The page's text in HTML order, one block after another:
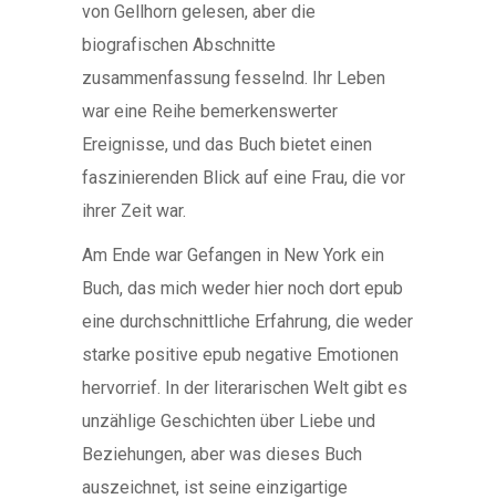
von Gellhorn gelesen, aber die
biografischen Abschnitte
zusammenfassung fesselnd. Ihr Leben
war eine Reihe bemerkenswerter
Ereignisse, und das Buch bietet einen
faszinierenden Blick auf eine Frau, die vor
ihrer Zeit war.
Am Ende war Gefangen in New York ein
Buch, das mich weder hier noch dort epub
eine durchschnittliche Erfahrung, die weder
starke positive epub negative Emotionen
hervorrief. In der literarischen Welt gibt es
unzählige Geschichten über Liebe und
Beziehungen, aber was dieses Buch
auszeichnet, ist seine einzigartige